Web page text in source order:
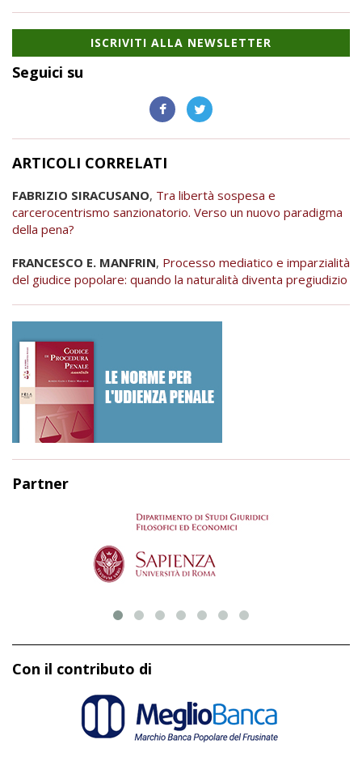
ISCRIVITI ALLA NEWSLETTER
Seguici su
ARTICOLI CORRELATI
FABRIZIO SIRACUSANO, Tra libertà sospesa e
carcerocentrismo sanzionatorio. Verso un nuovo paradigma
della pena?
FRANCESCO E. MANFRIN, Processo mediatico e imparzialità
del giudice popolare: quando la naturalità diventa pregiudizio
Partner
Con il contributo di